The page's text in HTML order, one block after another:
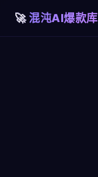
混沌AI爆款库